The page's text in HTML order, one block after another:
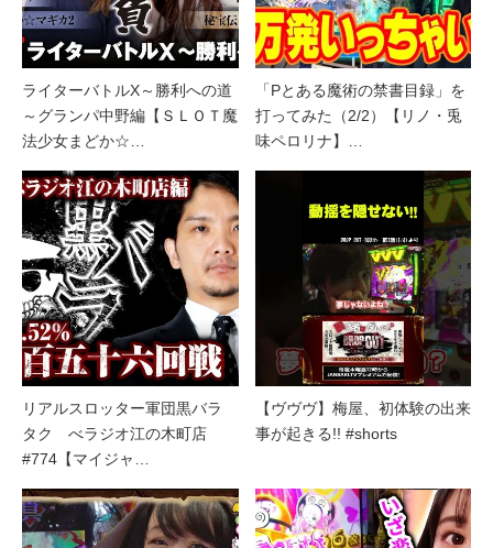
ライターバトルX～勝利への道
～グランパ中野編【ＳＬＯＴ魔
法少女まどか☆…
「Pとある魔術の禁書目録」を
打ってみた（2/2）【リノ・兎
味ペロリナ】…
リアルスロッター軍団黒バラ
タク べラジオ江の木町店
#774【マイジャ…
【ヴヴヴ】梅屋、初体験の出来
事が起きる!! #shorts